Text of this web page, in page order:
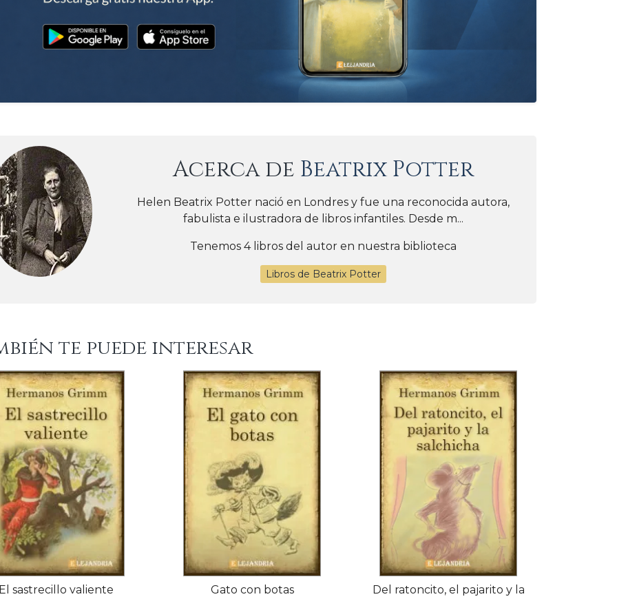
Acerca de Beatrix Potter
Helen Beatrix Potter nació en Londres y fue una reconocida autora,
fabulista e ilustradora de libros infantiles. Desde m...
Tenemos 4 libros del autor en nuestra biblioteca
Libros de Beatrix Potter
te puede interesar
sastrecillo valiente
Gato con botas
Del ratoncito, el pajarito y la